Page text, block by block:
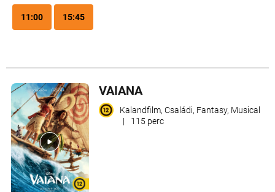
11:00 15:45
VAIANA
Kalandfilm, Családi, Fantasy, Musical
|
115 perc